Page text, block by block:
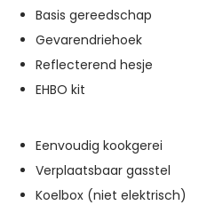
Basis gereedschap
Gevarendriehoek
Reflecterend hesje
EHBO kit
Eenvoudig kookgerei
Verplaatsbaar gasstel
Koelbox (niet elektrisch)